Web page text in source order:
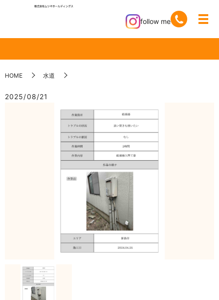
follow me
HOME 水道
2025/08/21